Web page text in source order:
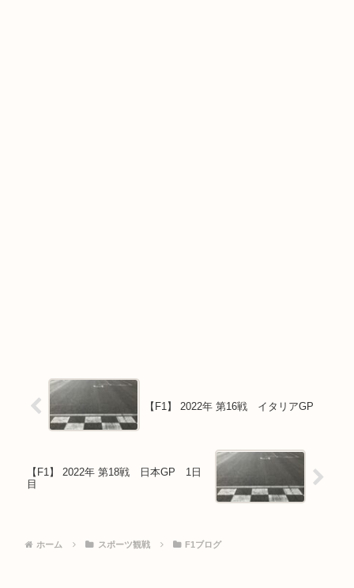
【F1】 2022年 第16戦 イタリアGP
【F1】 2022年 第18戦 日本GP 1日
目
ホーム スポーツ観戦 F1ブログ